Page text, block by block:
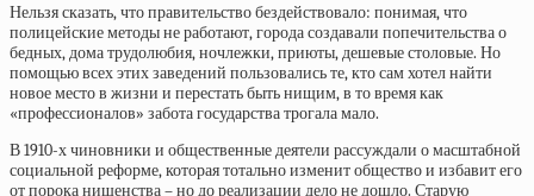
Нельзя сказать, что правительство бездействовало: понимая, что
полицейские методы не работают, города создавали попечительства о
бедных, дома трудолюбия, ночлежки, приюты, дешевые столовые. Но
помощью всех этих заведений пользовались те, кто сам хотел найти
новое место в жизни и перестать быть нищим, в то время как
«профессионалов» забота государства трогала мало.
В 1910-х чиновники и общественные деятели рассуждали о масштабной
социальной реформе, которая тотально изменит общество и избавит его
от порока нищенства – но до реализации дело не дошло. Старую